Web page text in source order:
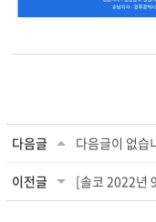
다음글 다음글이 없습
이전글 [솔코 2022년